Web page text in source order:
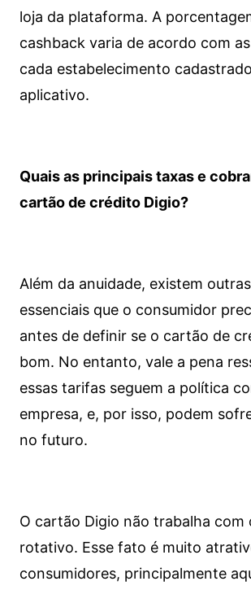
loja da plataforma. A
cashback varia de acordo com
cada estabelecimento
aplicativo.
Quais as principais taxas e
cartão de crédito Digio?
Além da anuidade, existem
essenciais que o consumidor
antes de definir se o cartão de
bom. No entanto, vale a pena
essas tarifas seguem a política
empresa, e, por isso, podem
no futuro.
O cartão Digio não trabalha com
rotativo. Esse fato é muito
consumidores, principalmente